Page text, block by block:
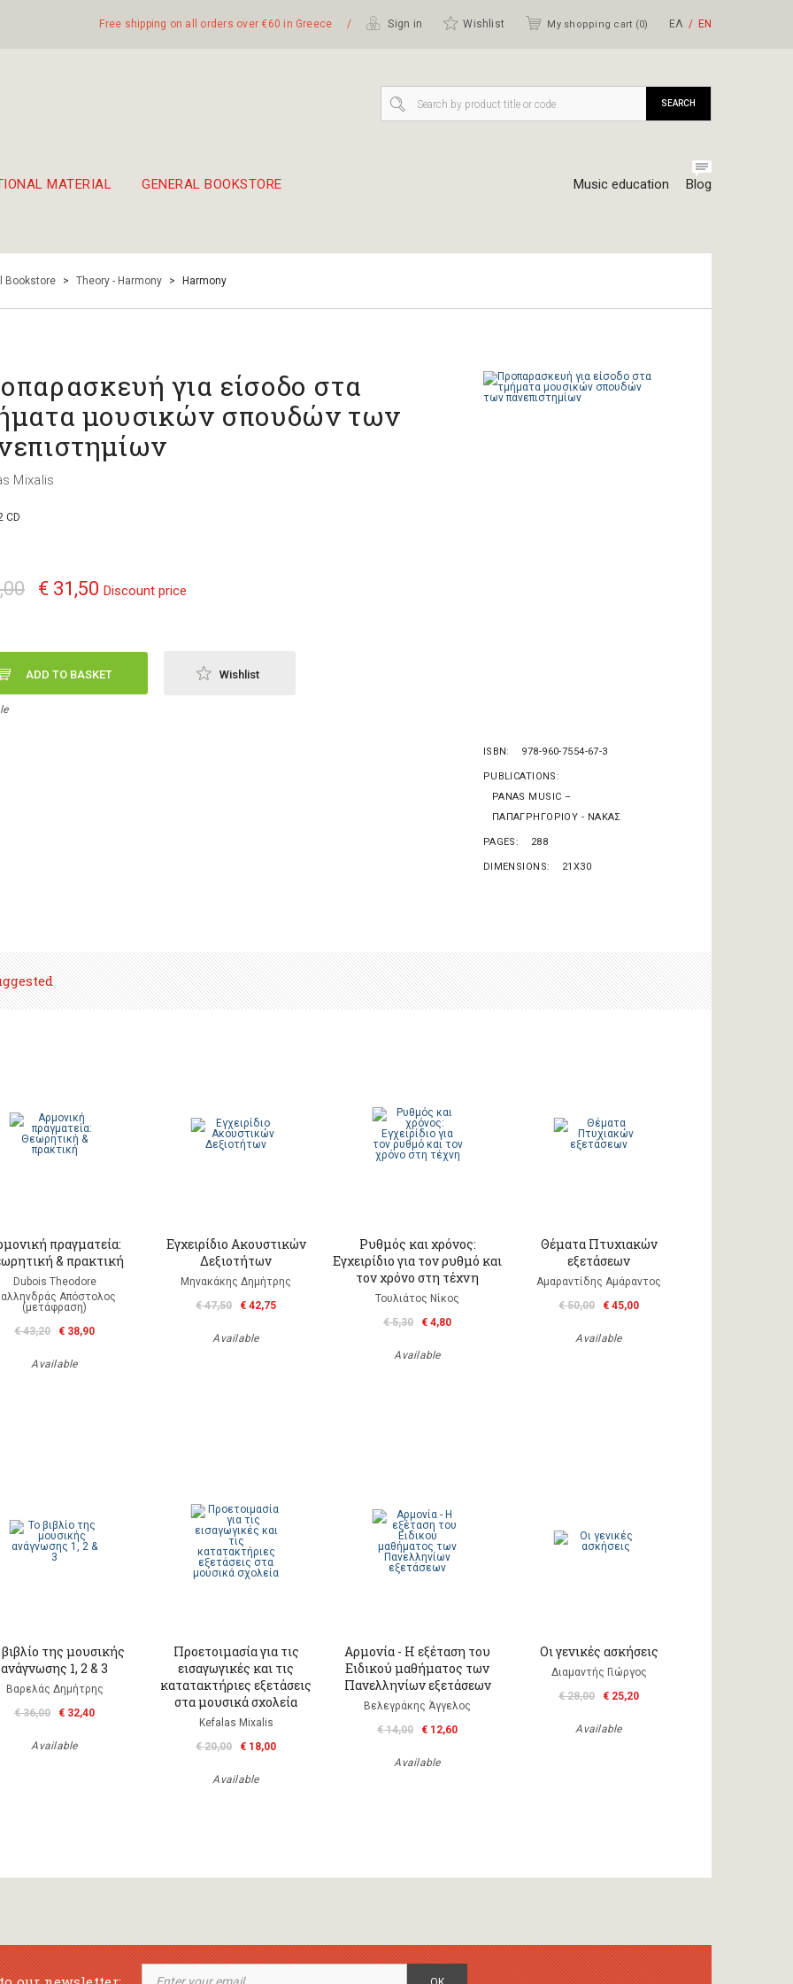
Free shipping on all orders over €60 in Greece / Sign in Wishlist My shopping cart (0) ΕΛ ΕΝ
MATERIAL GENERAL BOOKSTORE Music education Blog
SEARCH
Bookstore > Theory - Harmony > Harmony
για είσοδο στα
μουσικών σπουδών των
Mixalis
CD
€ 31,50 Discount price
ADD TO BASKET Wishlist
ISBN 978-960-7554-67-3
PUBLICATIONS
PANAS MUSIC –
ΠΑΠΑΓΡΗΓΟΡΙΟΥ - ΝΑΚΑΣ
PAGES 288
DIMENSIONS 21X30
πραγματεία:
& πρακτική
Dubois Theodore
Απόστολος
(μετάφραση)
€ 43,20
€ 38,90
Available
Εγχειρίδιο Ακουστικών
Δεξιοτήτων
Μηνακάκης Δημήτρης
€ 47,50
€ 42,75
Available
Ρυθμός και χρόνος:
Εγχειρίδιο για τον ρυθμό και
τον χρόνο στη τέχνη
Τουλιάτος Νίκος
€ 5,30
€ 4,80
Available
Θέματα Πτυχιακών
εξετάσεων
Αμαραντίδης Αμάραντος
€ 50,00
€ 45,00
Available
της μουσικής
ανάγνωσης 1, 2 & 3
Βαρελάς Δημήτρης
€ 36,00
€ 32,40
Available
Προετοιμασία για τις
εισαγωγικές και τις
κατατακτήριες εξετάσεις
στα μουσικά σχολεία
Kefalas Mixalis
€ 20,00
€ 18,00
Available
Αρμονία - Η εξέταση του
Ειδικού μαθήματος των
Πανελληνίων εξετάσεων
Βελεγράκης Άγγελος
€ 14,00
€ 12,60
Available
Οι γενικές ασκήσεις
Διαμαντής Γιώργος
€ 28,00
€ 25,20
Available